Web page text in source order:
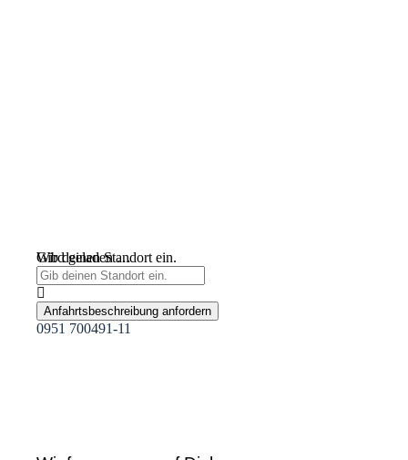
Wird geladen …
Gib deinen Standort ein.
Anfahrtsbeschreibung anfordern
0951 700491-11